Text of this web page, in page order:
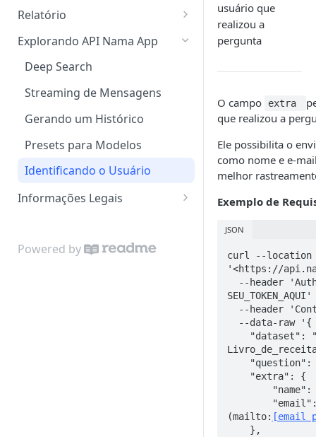
Smartpage
Entendendo a Inteligência
Artificial (IA) no Nama App
Conceitos Específicos da Nama
Onboarding
(2FA)
Gestão de Usuários
Recuperação de Senha
Criando seu Modelo
Criando um Dataset
Criando SmartPage
Testando seu Modelo
Boas Práticas
Relatório
Visão Geral
Créditos
Tokens
Threads
Explorando API Nama App
Deep Search
Streaming de Mensagens
Gerando um Histórico
Presets para Modelos
Identificando o Usuário
Informações Legais
Termos e Condições
Powered by
usuário que
realizou a
pergunta
O campo extra
que realizou a
Ele possibilita o
como nome e e-
melhor
Exemplo de
JSON
curl --location
'<https://
(mailto: [email